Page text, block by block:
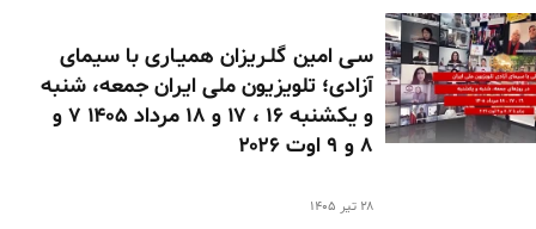
سـی امین گلـریزان همیـاری با سیمای
آزادی؛ تلویزیون ملی ایران جمعه، شنبه
و یکشنبه ۱۶ ، ۱۷ و ۱۸ مرداد ۱۴۰۵ ۷ و
۸ و ۹ اوت ۲۰۲۶
۲۸ تیر ۱۴۰۵